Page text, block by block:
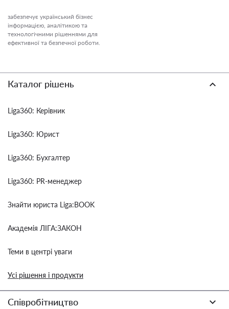
забезпечує український бізнес
інформацією, аналітикою та
технологічними рішеннями для
ефективної та безпечної роботи.
Каталог рішень
Liga360: Керівник
Liga360: Юрист
Liga360: Бухгалтер
Liga360: PR-менеджер
Знайти юриста Liga:BOOK
Академія ЛІГА:ЗАКОН
Теми в центрі уваги
Усі рішення і продукти
Співробітництво